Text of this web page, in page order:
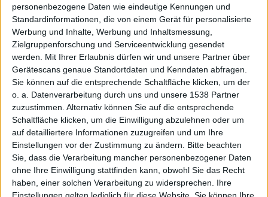
personenbezogene Daten wie eindeutige Kennungen und
Standardinformationen, die von einem Gerät für personalisierte
Werbung und Inhalte, Werbung und Inhaltsmessung,
Zielgruppenforschung und Serviceentwicklung gesendet
werden.
Mit Ihrer Erlaubnis dürfen wir und unsere Partner über
Gerätescans genaue Standortdaten und Kenndaten abfragen.
Sie können auf die entsprechende Schaltfläche klicken, um der
o. a. Datenverarbeitung durch uns und unsere 1538 Partner
zuzustimmen. Alternativ können Sie auf die entsprechende
Schaltfläche klicken, um die Einwilligung abzulehnen oder um
auf detailliertere Informationen zuzugreifen und um Ihre
Einstellungen vor der Zustimmung zu ändern.
Bitte beachten
Sie, dass die Verarbeitung mancher personenbezogener Daten
ohne Ihre Einwilligung stattfinden kann, obwohl Sie das Recht
haben, einer solchen Verarbeitung zu widersprechen. Ihre
eBay für Verkäufer geht einen Schritt weiter. Mit dieser
kostenlosen App lassen sich Auktionen direkt auf dem
iPhone, dem iPod touch oder demiPaderstellen und
online stellen. Man kann nach ähnlichen Artikeln
suchen und über einen integrierten Barcode-Scanner
Informationen einlesen. Der eBay-Katalog für Bilder
und Produktinformationen ist voll nutzbar, Angebote
lassen sich auch beenden und wiedereinstellen. Mit
dem iPhone gemachte Produktbilder lassen sich direkt
in das Artikelformular hochladen. Die sehr praktische
eBay-für-Verkäufer-App steht kostenlos zum Download
im App Storebereit.
Die Frage, warum es zwei eBay-Apps geben muss, und